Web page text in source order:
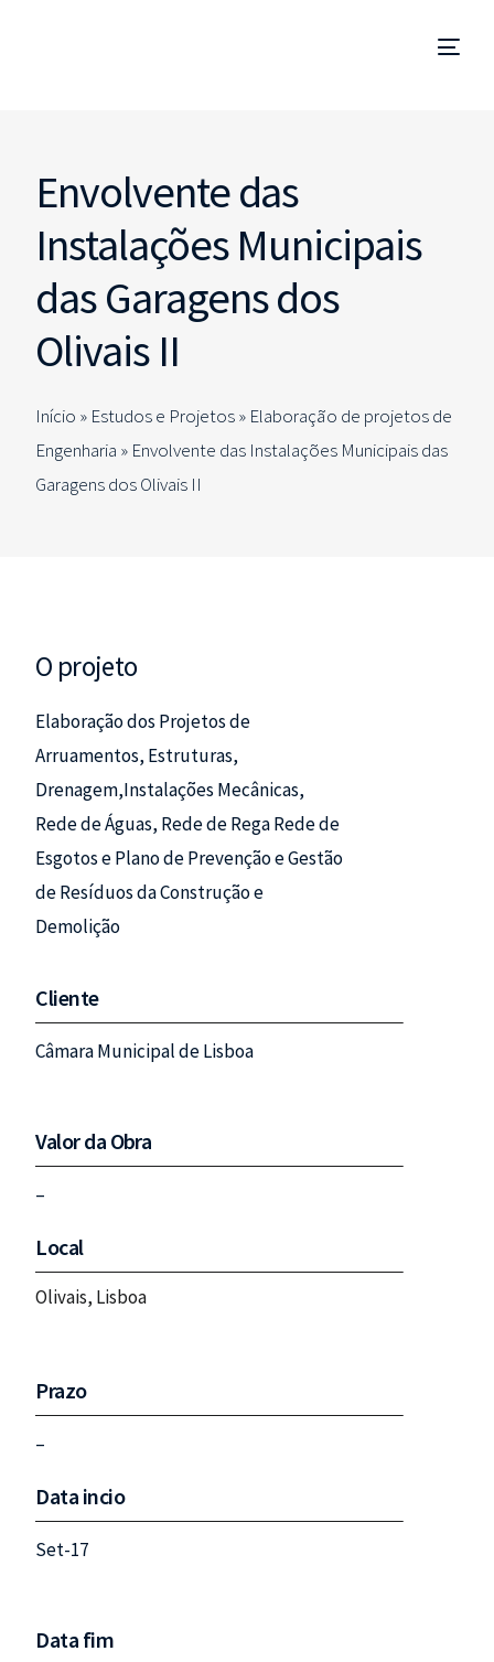
Envolvente das
Instalações Municipais
das Garagens dos
Olivais II
Início » Estudos e Projetos» Elaboração de projetos de
Engenharia » Envolvente das Instalações Municipais das
Garagens dos Olivais II
O projeto
Elaboração dos Projetos de
Arruamentos, Estruturas,
Drenagem,Instalações Mecânicas,
Rede de Águas, Rede de Rega Rede de
Esgotos e Plano de Prevenção e Gestão
de Resíduos da Construção e
Demolição
Cliente
Câmara Municipal de Lisboa
Valor da Obra
–
Local
Olivais, Lisboa
Prazo
–
Data incio
Set-17
Data fim
Coordenação e Fiscalização de Obra
Technical Due Diligence
Estudos e Projetos
PT